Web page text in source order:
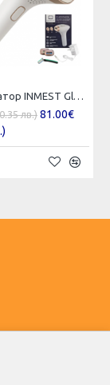
Фотоепилатор INMEST Glow Beam IPL технология лазерна епилация
лв.) 81.00€